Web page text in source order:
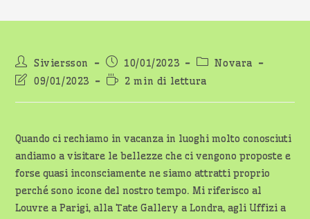
Autore
dell'articolo:
Siviersson
Articolo
pubblicato:
10/01/2023
Categoria
Novara
Ultima
dell'articolo:
09/01/2023
Tempo
lettura:
2 min di lettura
Quando ci rechiamo in vacanza in luoghi molto conosciuti
andiamo a visitare le bellezze che ci vengono proposte e
forse quasi inconsciamente ne siamo attratti proprio
perché sono icone del nostro tempo. Mi riferisco al
Louvre a Parigi, alla Tate Gallery a Londra, agli Uffizi a